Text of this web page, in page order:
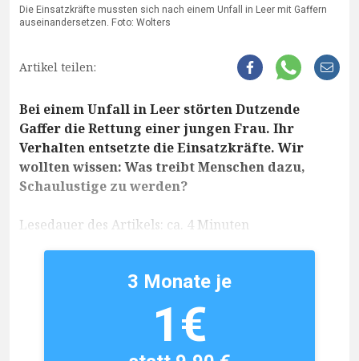
Die Einsatzkräfte mussten sich nach einem Unfall in Leer mit Gaffern
auseinandersetzen. Foto: Wolters
Artikel teilen:
Bei einem Unfall in Leer störten Dutzende
Gaffer die Rettung einer jungen Frau. Ihr
Verhalten entsetzte die Einsatzkräfte. Wir
wollten wissen: Was treibt Menschen dazu,
Schaulustige zu werden?
Lesedauer des Artikels: ca. 4 Minuten
3 Monate je
1€